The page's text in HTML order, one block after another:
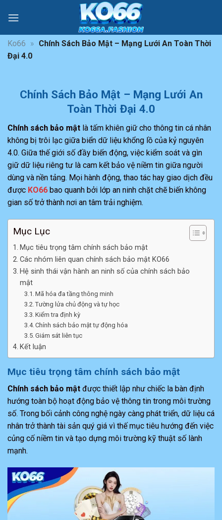
qua
dung
Ko66 » Chính Sách Bảo Mật – Mạng Lưới An Toàn Thời
Đại 4.0
Chính Sách Bảo Mật – Mạng Lưới An
Toàn Thời Đại 4.0
Chính sách bảo mật là tấm khiên giữ cho thông tin cá nhân
không bị trôi lạc giữa biển dữ liệu khổng lồ của kỷ nguyên
4.0. Giữa thế giới số đầy biến động, việc kiểm soát và gìn
giữ dữ liệu riêng tư là cam kết bảo vệ niềm tin giữa người
dùng và nền tảng. Mọi hành động, thao tác hay giao dịch đều
được KO66 bao quanh bởi lớp an ninh chặt chẽ biến không
gian số trở thành nơi an tâm trải nghiệm.
Mục Lục
Mục tiêu trọng tâm chính sách bảo mật
Các nhóm liên quan chính sách bảo mật KO66
Hệ sinh thái vận hành an ninh số của chính sách bảo
mật
Mã hóa đa tầng thông minh
Tường lửa chủ động và tự học
Kiểm tra định kỳ
Chính sách bảo mật tự động hóa
Giám sát liên tục
Kết luận
Mục tiêu trọng tâm chính sách bảo mật
Chính sách bảo mật được thiết lập như chiếc la bàn định
hướng toàn bộ hoạt động bảo vệ thông tin trong môi trường
số. Trong bối cảnh công nghệ ngày càng phát triển, dữ liệu cá
nhân trở thành tài sản quý giá vì thế mục tiêu hướng đến việc
củng cố niềm tin và tạo dựng môi trường kỹ thuật số lành
mạnh.